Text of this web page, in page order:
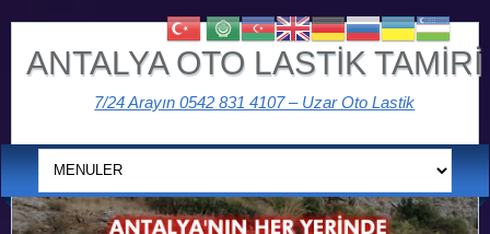
ANTALYA OTO LASTİK TAMİRİ
7/24 Arayın 0542 831 4107 – Uzar Oto Lastik